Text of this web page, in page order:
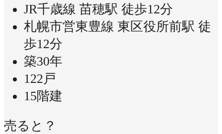
JR千歳線 苗穂駅 徒歩12分
札幌市営東豊線 東区役所前駅 徒
歩12分
築30年
122戸
15階建
売ると？